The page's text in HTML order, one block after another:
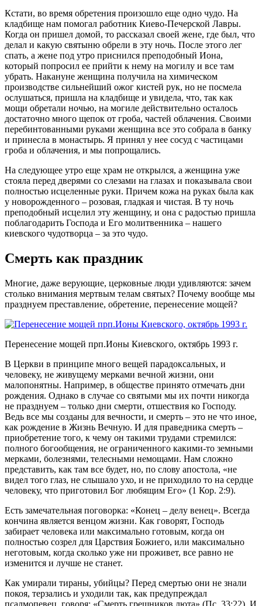
Кстати, во время обретения произошло еще одно чудо. На
кладбище нам помогал работник Киево-Печерской Лавры.
Когда он пришел домой, то рассказал своей жене, где был, что
делал и какую святыню обрели в эту ночь. После этого лег
спать, а жене под утро приснился преподобный Иона,
который попросил ее прийти к нему на могилу и все там
убрать. Накануне женщина получила на химическом
производстве сильнейший ожог кистей рук, но не посмела
ослушаться, пришла на кладбище и увидела, что, так как
мощи обретали ночью, на могиле действительно осталось
достаточно много щепок от гроба, частей облачения. Своими
перебинтованными руками женщина все это собрала в банку
и принесла в монастырь. Я принял у нее сосуд с частицами
гроба и облачения, и мы попрощались.
На следующее утро еще храм не открылся, а женщина уже
стояла перед дверями со слезами на глазах и показывала свои
полностью исцеленные руки. Причем кожа на руках была как
у новорожденного – розовая, гладкая и чистая. В ту ночь
преподобный исцелил эту женщину, и она с радостью пришла
поблагодарить Господа и Его молитвенника – нашего
киевского чудотворца – за это чудо.
Смерть как праздник
Многие, даже верующие, церковные люди удивляются: зачем
столько внимания мертвым телам святых? Почему вообще мы
празднуем преставление, обретение, перенесение мощей?
Перенесение мощей прп.Ионы Киевского, октябрь 1993 г.
В Церкви в принципе много вещей парадоксальных, и
человеку, не живущему мерками вечной жизни, они
малопонятны. Например, в обществе принято отмечать дни
рождения. Однако в случае со святыми мы их почти никогда
не празднуем – только дни смерти, отшествия ко Господу.
Ведь все мы созданы для вечности, и смерть – это не что иное,
как рождение в Жизнь Вечную. И для праведника смерть –
приобретение того, к чему он такими трудами стремился:
полного богообщения, не ограниченного какими-то земными
мерками, болезнями, телесными немощами. Нам сложно
представить, как там все будет, но, по слову апостола, «не
видел того глаз, не слышало ухо, и не приходило то на сердце
человеку, что приготовил Бог любящим Его» (1 Кор. 2:9).
Есть замечательная поговорка: «Конец – делу венец». Всегда
кончина является венцом жизни. Как говорят, Господь
забирает человека или максимально готовым, когда он
полностью созрел для Царствия Божиего, или максимально
неготовым, когда сколько уже ни проживет, все равно не
изменится и лучше не станет.
Как умирали тираны, убийцы? Перед смертью они не знали
покоя, терзались и уходили так, как предупреждал